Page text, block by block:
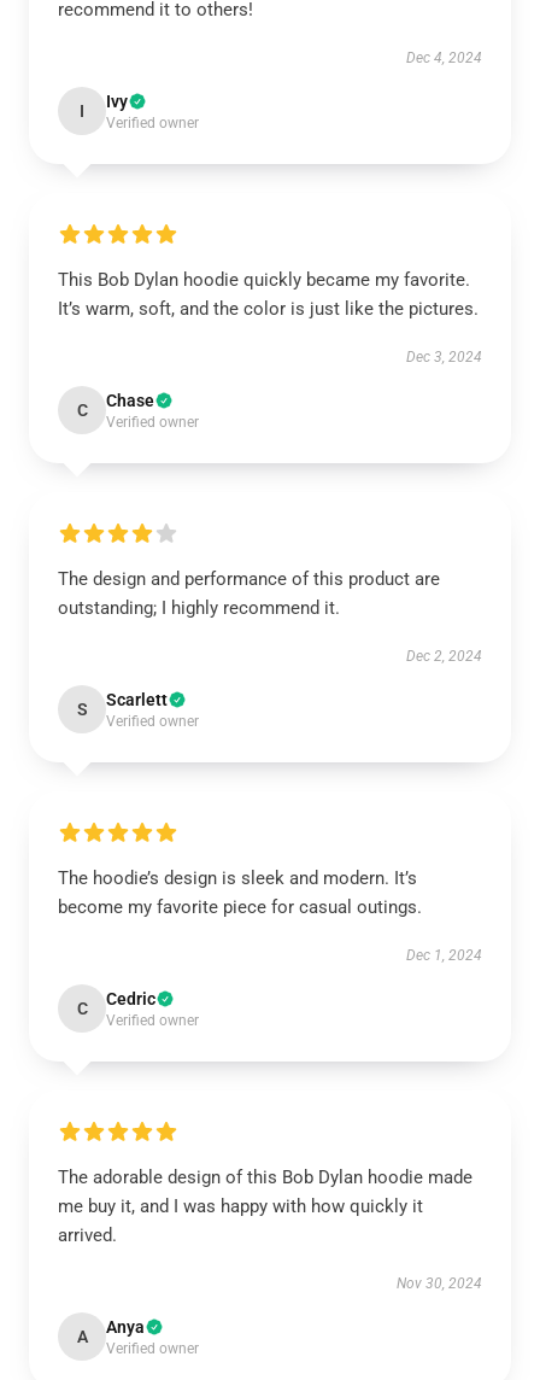
recommend it to others!
Dec 4, 2024
I Ivy
Verified owner
This Bob Dylan hoodie quickly became my favorite.
It’s warm, soft, and the color is just like the pictures.
Dec 3, 2024
C Chase
Verified owner
The design and performance of this product are
outstanding; I highly recommend it.
Dec 2, 2024
S Scarlett
Verified owner
The hoodie’s design is sleek and modern. It’s
become my favorite piece for casual outings.
Dec 1, 2024
C Cedric
Verified owner
The adorable design of this Bob Dylan hoodie made
me buy it, and I was happy with how quickly it
arrived.
Nov 30, 2024
A Anya
Verified owner